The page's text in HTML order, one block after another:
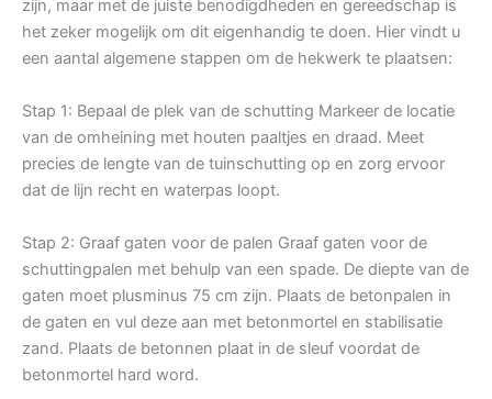
zijn, maar met de juiste benodigdheden en gereedschap is
het zeker mogelijk om dit eigenhandig te doen. Hier vindt u
een aantal algemene stappen om de hekwerk te plaatsen:
Stap 1: Bepaal de plek van de schutting Markeer de locatie
van de omheining met houten paaltjes en draad. Meet
precies de lengte van de tuinschutting op en zorg ervoor
dat de lijn recht en waterpas loopt.
Stap 2: Graaf gaten voor de palen Graaf gaten voor de
schuttingpalen met behulp van een spade. De diepte van de
gaten moet plusminus 75 cm zijn. Plaats de betonpalen in
de gaten en vul deze aan met betonmortel en stabilisatie
zand. Plaats de betonnen plaat in de sleuf voordat de
betonmortel hard word.